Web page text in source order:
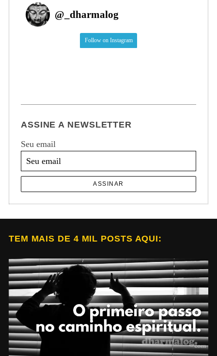
@ _dharmalog
Follow on Instagram
ASSINE A NEWSLETTER
Seu email
ASSINAR
TEM MAIS DE 4 MIL POSTS AQUI: